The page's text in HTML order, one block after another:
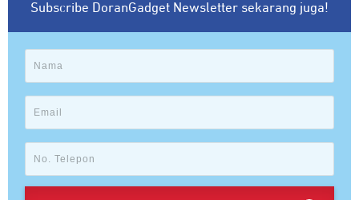
Subscribe DoranGadget Newsletter sekarang juga!